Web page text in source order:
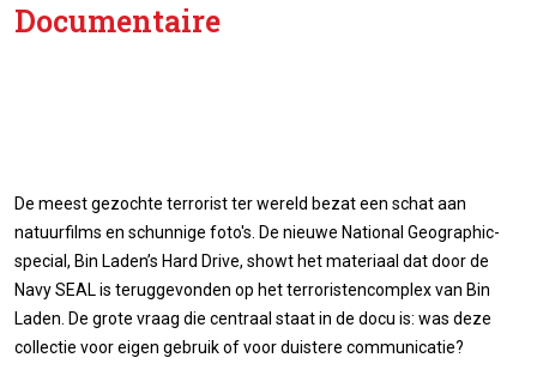
Documentaire
De meest gezochte terrorist ter wereld bezat een schat aan
natuurfilms en schunnige foto's. De nieuwe National Geographic-
special, Bin Laden’s Hard Drive, showt het materiaal dat door de
Navy SEAL is teruggevonden op het terroristencomplex van Bin
Laden. De grote vraag die centraal staat in de docu is: was deze
collectie voor eigen gebruik of voor duistere communicatie?